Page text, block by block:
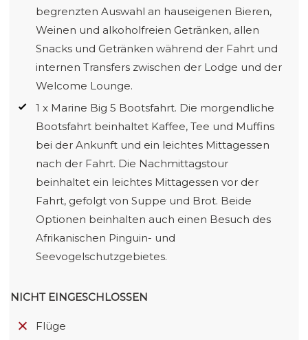
begrenzten Auswahl an hauseigenen Bieren,
Weinen und alkoholfreien Getränken, allen
Snacks und Getränken während der Fahrt und
internen Transfers zwischen der Lodge und der
Welcome Lounge.
1 x Marine Big 5 Bootsfahrt. Die morgendliche
Bootsfahrt beinhaltet Kaffee, Tee und Muffins
bei der Ankunft und ein leichtes Mittagessen
nach der Fahrt. Die Nachmittagstour
beinhaltet ein leichtes Mittagessen vor der
Fahrt, gefolgt von Suppe und Brot. Beide
Optionen beinhalten auch einen Besuch des
Afrikanischen Pinguin- und
Seevogelschutzgebietes.
NICHT EINGESCHLOSSEN
Flüge